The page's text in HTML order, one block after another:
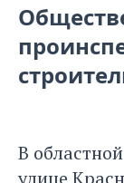
В
улице